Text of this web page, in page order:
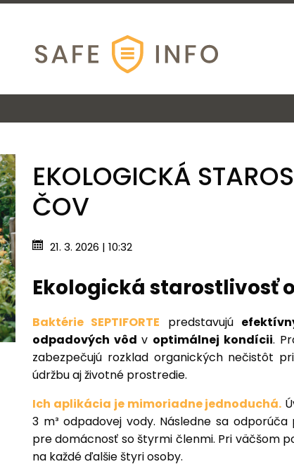
EKOLOGICKÁ
ČOV
21. 3. 2026 | 10:32
Ekologická starostlivosť
Baktérie SEPTIFORTE predstavujú
odpadových vôd v optimálnej kondícii.
zabezpečujú rozklad organických nečistôt
údržbu aj životné prostredie.
Ich aplikácia je mimoriadne jednoduchá.
3 m³ odpadovej vody. Následne sa
pre domácnosť so štyrmi členmi. Pri väčšom
na každé ďalšie štyri osoby.